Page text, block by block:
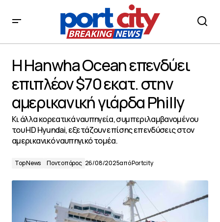
αμερικανική γιάρδα Philly
H Hanwha Ocean επενδύει
επιπλέον $70 εκατ. στην
αμερικανική γιάρδα Philly
Kι άλλα κορεατικά ναυπηγεία, συμπεριλαμβανομένου
του HD Hyundai, εξετάζουν επίσης επενδύσεις στον
αμερικανικό ναυπηγικό τομέα.
Top News Ποντοπόρος 26/08/2025απόPortcity